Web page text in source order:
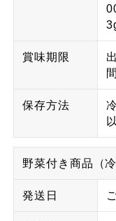
賞味期限
保存方法
野菜付き商品（
発送日